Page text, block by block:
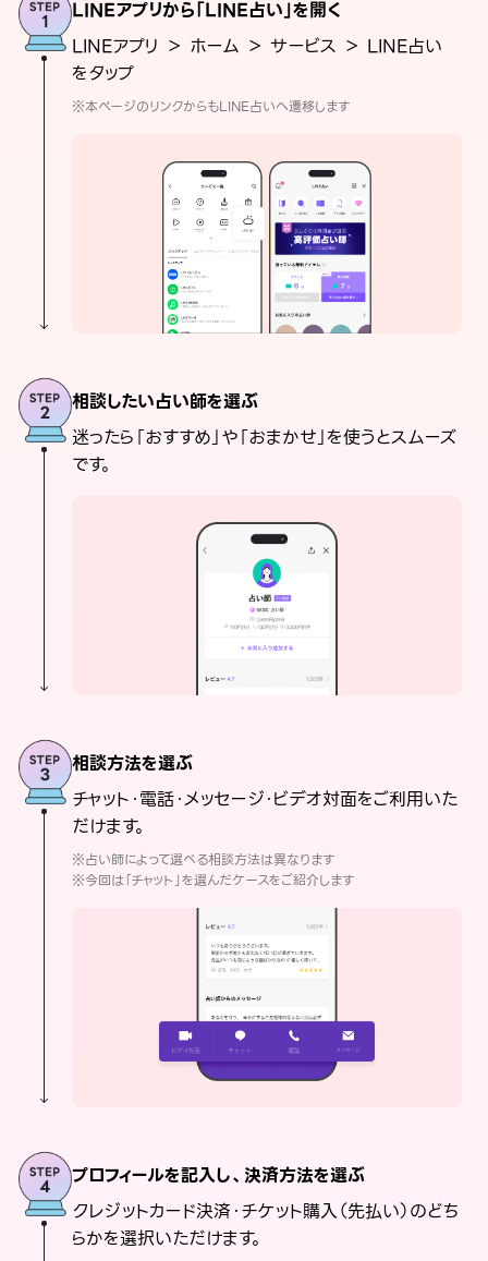
LINEアプリから「LINE占い」を開く
LINEアプリ ＞ ホーム ＞ サービス ＞ LINE占い
をタップ
※本ページのリンクからもLINE占いへ遷移します
相談したい占い師を選ぶ
迷ったら「おすすめ」や「おまかせ」を使うとスムーズ
です。
相談方法を選ぶ
チャット・電話・メッセージ・ビデオ対面をご利用いた
だけます。
※占い師によって選べる相談方法は異なります
※今回は「チャット」を選んだケースをご紹介します
プロフィールを記入し、決済方法を選ぶ
クレジットカード決済・チケット購入（先払い）のどち
らかを選択いただけます。